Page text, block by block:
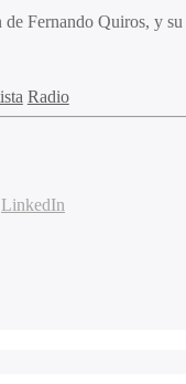
Fernando Quiros, y
Radio
LinkedIn